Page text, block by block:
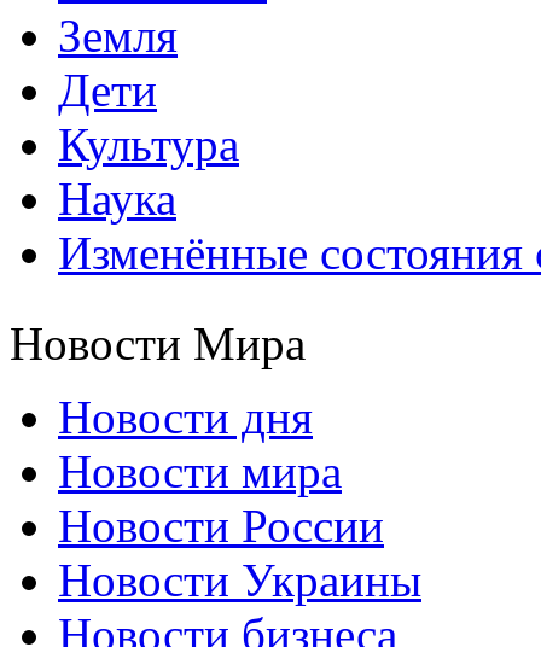
Земля
Дети
Культура
Наука
Изменённые состояния
Новости Мира
Новости дня
Новости мира
Новости России
Новости Украины
Новости бизнеса